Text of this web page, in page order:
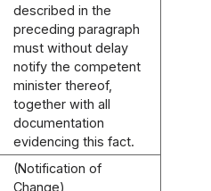
described in the
preceding paragraph
must without delay
notify the competent
minister thereof,
together with all
documentation
evidencing this fact.
(Notification of
Change)